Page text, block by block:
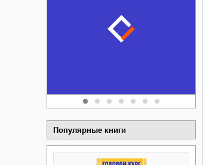
Популярные книги